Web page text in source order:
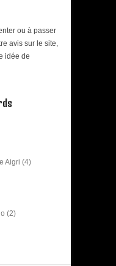
ou à passer
avis sur le site,
idée de
Aigri (4)
(2)